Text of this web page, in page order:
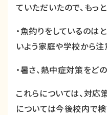
ていただいたので、もっ
・魚釣りをしているのは
いよう家庭や学校から
・暑さ、熱中症対策をど
これらについては、対応
については今後校内で